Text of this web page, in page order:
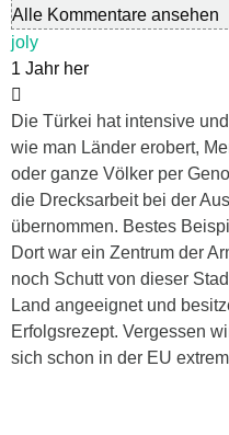
Alle Kommentare ansehen
joly
1 Jahr her
Die Türkei hat intensive
wie man Länder erobert,
oder ganze Völker per
die Drecksarbeit bei der
übernommen. Bestes
Dort war ein Zentrum der
noch Schutt von dieser
Land angeeignet und
Erfolgsrezept. Vergessen
sich schon in der EU